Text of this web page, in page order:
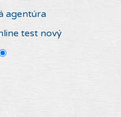
agentúra
test nový